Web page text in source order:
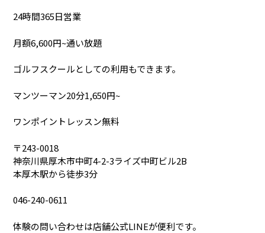
24時間365日営業
月額6,600円~通い放題
ゴルフスクールとしての利用もできます。
マンツーマン20分1,650円~
ワンポイントレッスン無料
〒243-0018
神奈川県厚木市中町4-2-3ライズ中町ビル2B
本厚木駅から徒歩3分
046-240-0611
体験の問い合わせは店舗公式LINEが便利です。